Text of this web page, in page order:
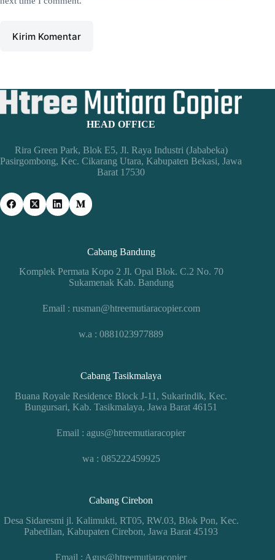
Kirim Komentar
HEAD OFFICE
Rira Green Park, Blok E5, Jl. Raya Industri (Jababeka)
Pasirgombong, Kec. Cikarang Utara, Kabupaten Bekasi, Jawa
Barat 17530
Cabang Bandung
Komplek Permata Kopo 2 Jl. Opal Blok. C.2 No. 70
Sukamenak Kab. Bandung
Email : rusman@htreemutiaracopier.com
w.a : 0881023977889
Cabang Tasikmalaya
Buana Royale Residence Block J-11, Sukarindik, Kec.
Bungursari, Kab. Tasikmalaya, Jawa Barat 46151
Email : agus@htreemutiaracopier
wa : 085222459925
Cabang Cirebon
Desa Sidaresmi jl. Kalimukti, RT05, RW.03, Blok Pon, Kec.
Pabedilan, Kabupaten Cirebon, Jawa Barat 45193
Email : Agus@htreemutiaracopier